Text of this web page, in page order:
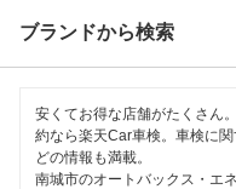
浦添市
うるま市
沖縄市
Award 受賞店
特典あり
新車初回割りあり
ブランドから検索
ENEOS
伊藤忠エネクス
安くてお得な店舗がたくさん
約なら楽天Car車検。車検に
どの情報も満載。
南城市のオートバックス・エ